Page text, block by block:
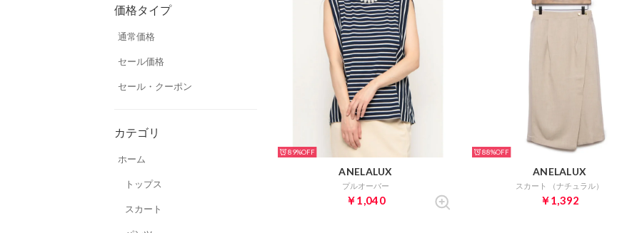
価格タイプ
通常価格
セール価格
セール・クーポン
カテゴリ
ホーム
トップス
スカート
89%
ANELALUX
プルオーバー
￥1,040
88%
ANELALUX
スカート （ナチュラル）
￥1,392